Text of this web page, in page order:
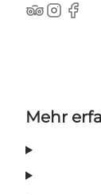
TripAdvisor
Instagram
Mehr